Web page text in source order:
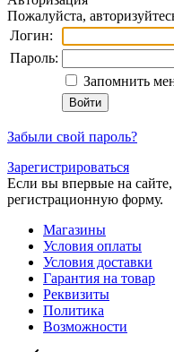
Пожалуйста,
Логин:
Пароль:
Запомнить
Забыли свой пароль?
Зарегистрироваться
Если вы впервые на
регистрационную форму.
Магазины
Условия оплаты
Условия доставки
Гарантия на товар
Реквизиты
Политика
Возможности